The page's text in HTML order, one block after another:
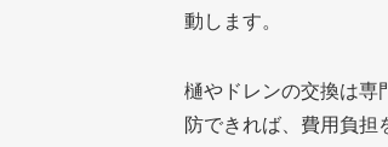
動します。
樋やドレンの交換は専
防できれば、費用負担